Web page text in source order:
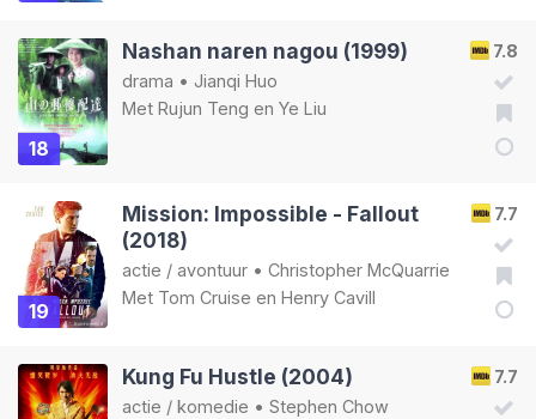
18
7.8
Nashan naren nagou (1999)
drama • Jianqi Huo
Met Rujun Teng en Ye Liu
19
7.7
Mission: Impossible - Fallout
(2018)
actie / avontuur • Christopher McQuarrie
Met Tom Cruise en Henry Cavill
7.7
Kung Fu Hustle (2004)
actie / komedie • Stephen Chow